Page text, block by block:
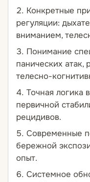
Конкретные
регуляции:
вниманием,
Понимание
панических атак,
телесно-
Точная логика
первичной
рецидивов.
Современные
бережной
опыт.
Системное